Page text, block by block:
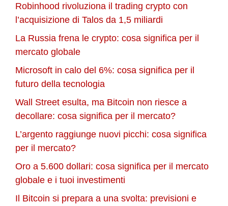
Robinhood rivoluziona il trading crypto con
l’acquisizione di Talos da 1,5 miliardi
La Russia frena le crypto: cosa significa per il
mercato globale
Microsoft in calo del 6%: cosa significa per il
futuro della tecnologia
Wall Street esulta, ma Bitcoin non riesce a
decollare: cosa significa per il mercato?
L’argento raggiunge nuovi picchi: cosa significa
per il mercato?
Oro a 5.600 dollari: cosa significa per il mercato
globale e i tuoi investimenti
Il Bitcoin si prepara a una svolta: previsioni e